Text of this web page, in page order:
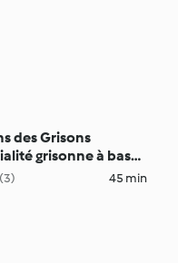
des Grisons
grisonne à base
de terre cuites)
(3) 45 min